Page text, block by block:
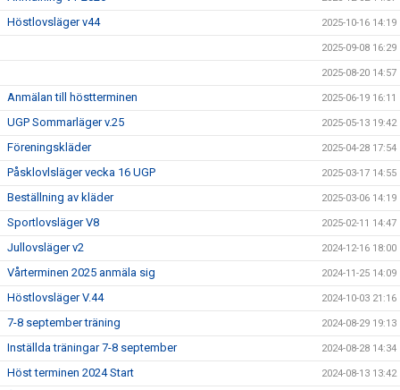
Höstlovsläger v44 2025-10-16 14:19
2025-09-08 16:29
2025-08-20 14:57
Anmälan till höstterminen 2025-06-19 16:11
UGP Sommarläger v.25 2025-05-13 19:42
Föreningskläder 2025-04-28 17:54
Påsklovlsläger vecka 16 UGP 2025-03-17 14:55
Beställning av kläder 2025-03-06 14:19
Sportlovsläger V8 2025-02-11 14:47
Jullovsläger v2 2024-12-16 18:00
Vårterminen 2025 anmäla sig 2024-11-25 14:09
Höstlovsläger V.44 2024-10-03 21:16
7-8 september träning 2024-08-29 19:13
Inställda träningar 7-8 september 2024-08-28 14:34
Höst terminen 2024 Start 2024-08-13 13:42